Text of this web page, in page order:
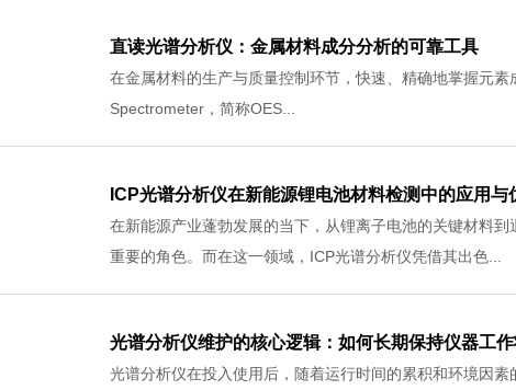
直读光谱分析仪：金属材料成分分析的可靠工具
在金属材料的生产与质量控制环节，快速、精确地掌握元
Spectrometer，简称OES...
ICP光谱分析仪在新能源锂电池材料检测中的应用与
在新能源产业蓬勃发展的当下，从锂离子电池的关键材料
重要的角色。而在这一领域，ICP光谱分析仪凭借其出色...
光谱分析仪维护的核心逻辑：如何长期保持仪器工
光谱分析仪在投入使用后，随着运行时间的累积和环境因